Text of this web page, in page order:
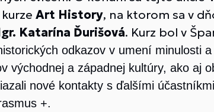
Art History, na ktorom sa v
Katarína Ďurišová. Kurz bol v
odkazov v umení minulosti
východnej a západnej kultúry, ako aj
nové kontakty s ďalšími
+.